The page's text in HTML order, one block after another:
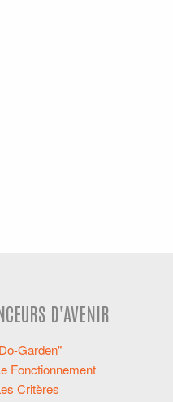
D'AVENIR
Garden"
Fonctionnement
Critères